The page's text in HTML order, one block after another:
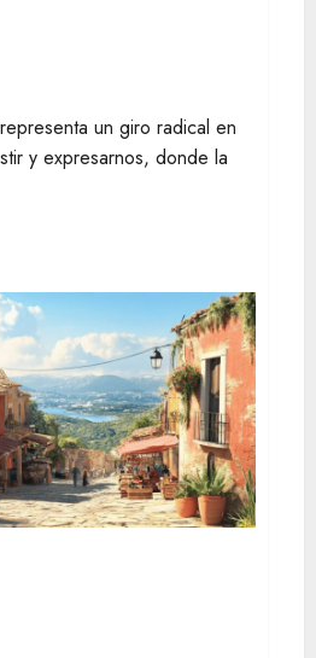
un giro radical en
y expresarnos, donde la